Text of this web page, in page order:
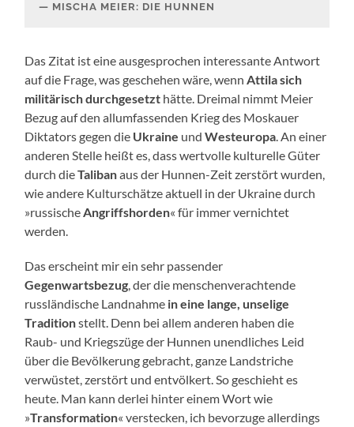
MISCHA MEIER: DIE HUNNEN
Das Zitat ist eine ausgesprochen interessante Antwort
auf die Frage, was geschehen wäre, wenn Attila sich
militärisch durchgesetzt hätte. Dreimal nimmt Meier
Bezug auf den allumfassenden Krieg des Moskauer
Diktators gegen die Ukraine undWesteuropa . An einer
anderen Stelle heißt es, dass wertvolle kulturelle Güter
durch dieTalibanaus der Hunnen-Zeit zerstört wurden,
wie andere Kulturschätze aktuell in der Ukraine durch
»russische Angriffshorden« für immer vernichtet
werden.
Das erscheint mir ein sehr passender
Gegenwartsbezug , der die menschenverachtende
russländische Landnahme in eine lange, unselige
Traditionstellt. Denn bei allem anderen haben die
Raub- und Kriegszüge der Hunnen unendliches Leid
über die Bevölkerung gebracht, ganze Landstriche
verwüstet, zerstört und entvölkert. So geschieht es
heute. Man kann derlei hinter einem Wort wie
»Transformation« verstecken, ich bevorzuge allerdings